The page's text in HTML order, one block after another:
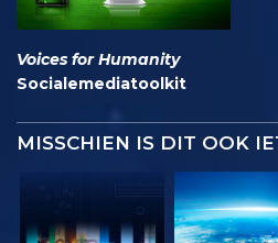
Voices for Humanity
Socialemediatoolkit
MISSCHIEN IS DIT OOK